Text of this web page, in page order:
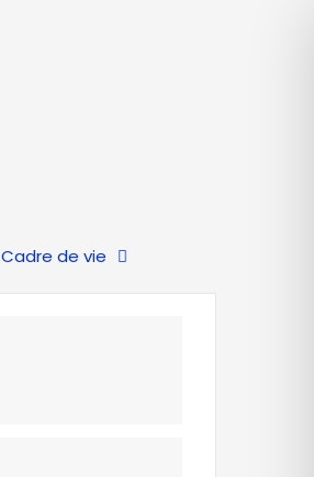
Cadre de vie